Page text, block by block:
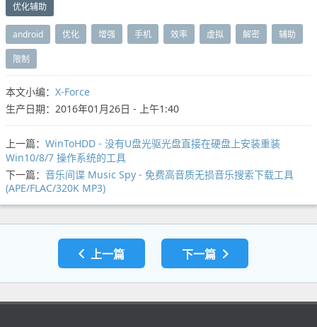
优化辅助
android 优化 增强 手机 效率 虚拟 解密 辅助
限制
本文小编： X-Force
生产日期：2016年01月26日 - 上午1:40
上一篇： WinToHDD - 没有U盘光驱光盘直接在硬盘上安装重装
Win10/8/7 操作系统的工具
下一篇： 音乐间谍 Music Spy - 免费高音质无损音乐搜索下载工具
(APE/FLAC/320K MP3)
上一篇 下一篇